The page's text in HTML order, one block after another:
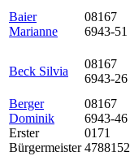
Baier
Marianne
08167
6943-51
Beck Silvia
08167
6943-26
Berger
Dominik
Erster
Bürgermeister
08167
6943-46
0171
4788152